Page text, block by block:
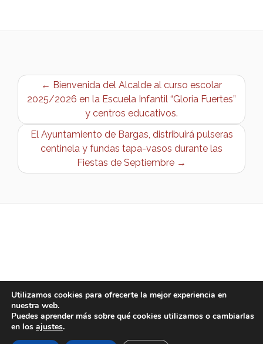
← Bienvenida del Alcalde al curso escolar
2025/2026 en la Escuela Infantil “Gloria Fuertes”
y centros educativos.
El Ayuntamiento de Bargas, distribuirá pulseras
centinela y fundas tapa-vasos durante las
Fiestas de Septiembre →
Utilizamos cookies para ofrecerte la mejor experiencia en
nuestra web.
Puedes aprender más sobre qué cookies utilizamos o cambiarlas
en los ajustes.